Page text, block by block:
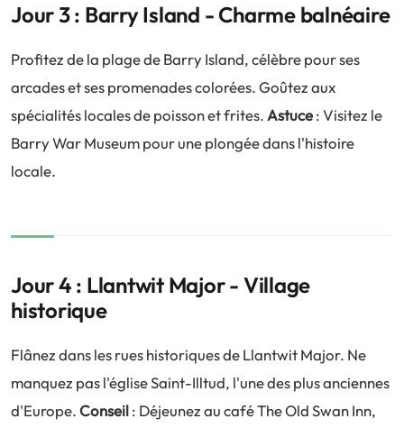
Jour 3 : Barry Island - Charme balnéaire
Profitez de la plage de Barry Island, célèbre pour ses
arcades et ses promenades colorées. Goûtez aux
spécialités locales de poisson et frites. Astuce: Visitez le
Barry War Museum pour une plongée dans l'histoire
locale.
Jour 4 : Llantwit Major - Village
historique
Flânez dans les rues historiques de Llantwit Major. Ne
manquez pas l'église Saint-Illtud, l'une des plus anciennes
d'Europe.Conseil: Déjeunez au café The Old Swan Inn,